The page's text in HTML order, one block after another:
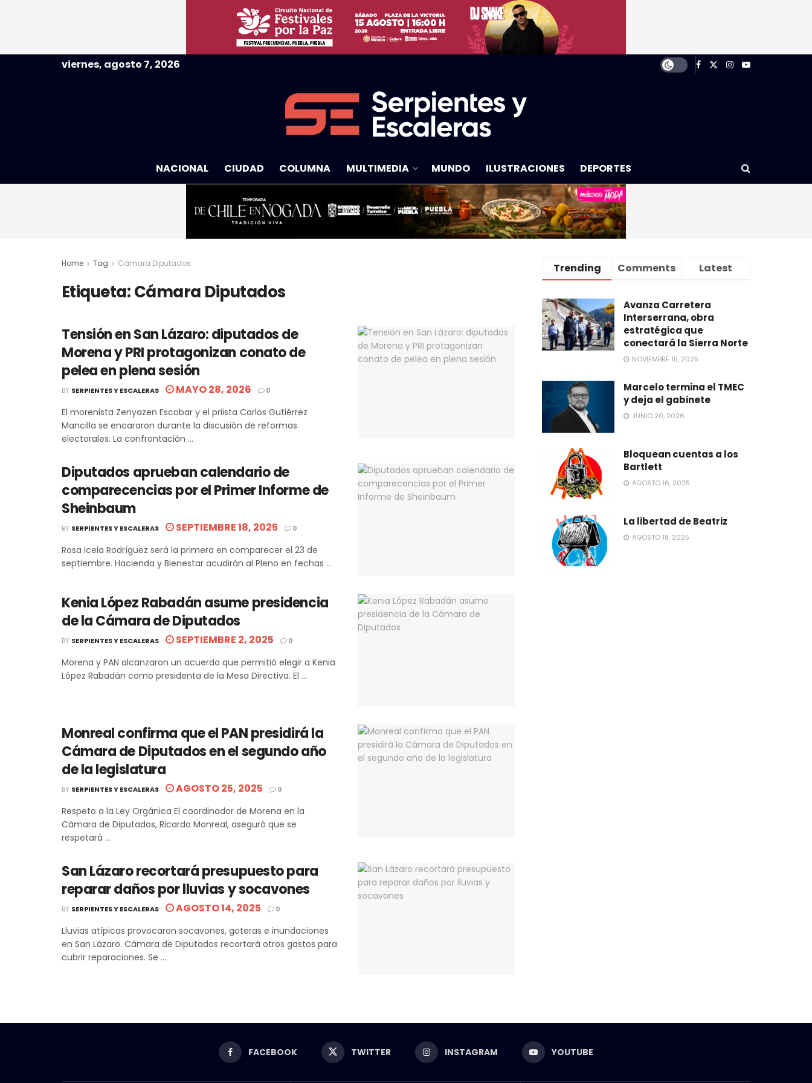
viernes, agosto 7, 2026
NACIONAL CIUDAD COLUMNA MULTIMEDIA MUNDO ILUSTRACIONES DEPORTES
Home Tag Cámara Diputados
Etiqueta:Cámara Diputados
Tensión en San Lázaro: diputados de
Morena y PRI protagonizan conato de
pelea en plena sesión
BY SERPIENTES Y ESCALERAS MAYO 28, 2026 0
El morenista Zenyazen Escobar y el priista Carlos Gutiérrez
Mancilla se encararon durante la discusión de reformas
electorales. La confrontación ...
Diputados aprueban calendario de
comparecencias por el Primer Informe de
Sheinbaum
BY SERPIENTES Y ESCALERAS SEPTIEMBRE 18, 2025 0
Rosa Icela Rodríguez será la primera en comparecer el 23 de
septiembre. Hacienda y Bienestar acudirán al Pleno en fechas ...
Kenia López Rabadán asume presidencia
de la Cámara de Diputados
BY SERPIENTES Y ESCALERAS SEPTIEMBRE 2, 2025 0
Morena y PAN alcanzaron un acuerdo que permitió elegir a Kenia
López Rabadán como presidenta de la Mesa Directiva. El ...
Monreal confirma que el PAN presidirá la
Cámara de Diputados en el segundo año
de la legislatura
BY SERPIENTES Y ESCALERAS AGOSTO 25, 2025 0
Respeto a la Ley Orgánica El coordinador de Morena en la
Cámara de Diputados, Ricardo Monreal, aseguró que se
respetará ...
San Lázaro recortará presupuesto para
reparar daños por lluvias y socavones
BY SERPIENTES Y ESCALERAS AGOSTO 14, 2025 0
Lluvias atípicas provocaron socavones, goteras e inundaciones
en San Lázaro. Cámara de Diputados recortará otros gastos para
cubrir reparaciones. Se ...
Trending Comments Latest
Avanza Carretera
Interserrana, obra
estratégica que
conectará la Sierra Norte
NOVIEMBRE 15, 2025
Marcelo termina el TMEC
y deja el gabinete
JUNIO 20, 2026
Bloquean cuentas a los
Bartlett
AGOSTO 16, 2025
La libertad de Beatriz
AGOSTO 18, 2025
FACEBOOK TWITTER INSTAGRAM YOUTUBE